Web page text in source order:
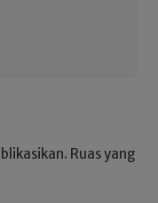
Ruas yang